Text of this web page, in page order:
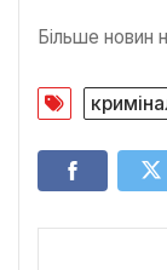
Більше новин